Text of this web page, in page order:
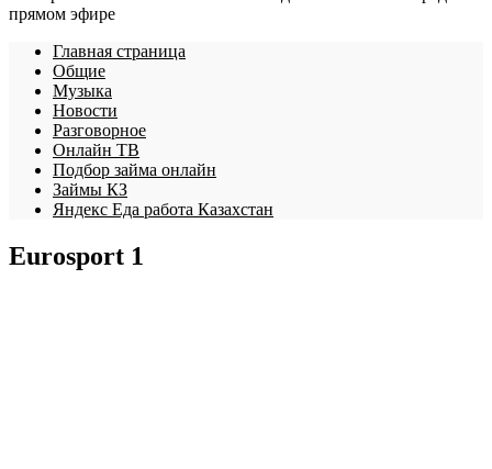
прямом эфире
Главная страница
Общие
Музыка
Новости
Разговорное
Онлайн ТВ
Подбор займа онлайн
Займы КЗ
Яндекс Еда работа Казахстан
Eurosport 1